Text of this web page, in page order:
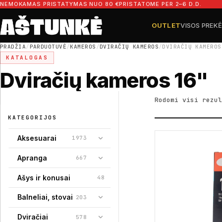
Pereiti prie turinio
NEMOKAMAS PRISTATYMAS NUO 80 €PRISTATOME PER 2–6 D.D.
OUTLETVISOS
Ieškoti dalių
Ieškoti
PRADŽIA/PARDUOTUVĖ/KAMEROS /DVIRAČIŲ KAMEROS/DVIRAČIŲ
KATALOGAS
Dviračių kameros 16"
KATEGORIJOS
Aksesuarai 1973
Apranga 667
Ašys ir konusai 48
Balneliai, stovai 203
Dviračiai 578
Rodomi visi